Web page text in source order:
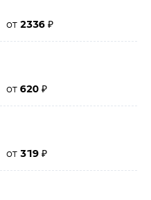
от 2336 ₽
от 620 ₽
от 319 ₽